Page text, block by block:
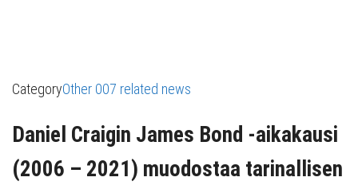
CategoryOther 007 related news
Daniel Craigin James Bond -aikakausi
(2006 – 2021) muodostaa tarinallisen